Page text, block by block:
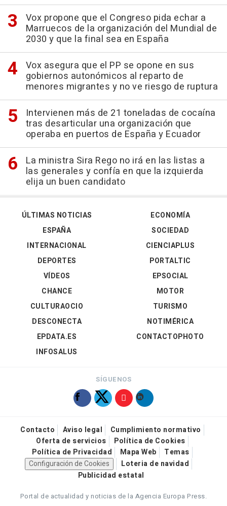
Vox propone que el Congreso pida echar a
Marruecos de la organización del Mundial de
2030 y que la final sea en España
Vox asegura que el PP se opone en sus
gobiernos autonómicos al reparto de
menores migrantes y no ve riesgo de ruptura
Intervienen más de 21 toneladas de cocaína
tras desarticular una organización que
operaba en puertos de España y Ecuador
La ministra Sira Rego no irá en las listas a
las generales y confía en que la izquierda
elija un buen candidato
ÚLTIMAS NOTICIAS
ESPAÑA
INTERNACIONAL
DEPORTES
VÍDEOS
ECONOMÍA
SOCIEDAD
CIENCIAPLUS
PORTALTIC
EPSOCIAL
CHANCE
CULTURAOCIO
DESCONECTA
EPDATA.ES
INFOSALUS
MOTOR
TURISMO
NOTIMÉRICA
CONTACTOPHOTO
SÍGUENOS
Contacto Aviso legal
Cumplimiento normativo
Oferta de servicios
Política de Cookies
Política de Privacidad
Mapa Web
Temas
Configuración de Cookies
Loteria de navidad
Publicidad estatal
Portal de actualidad y noticias de la Agencia Europa Press.